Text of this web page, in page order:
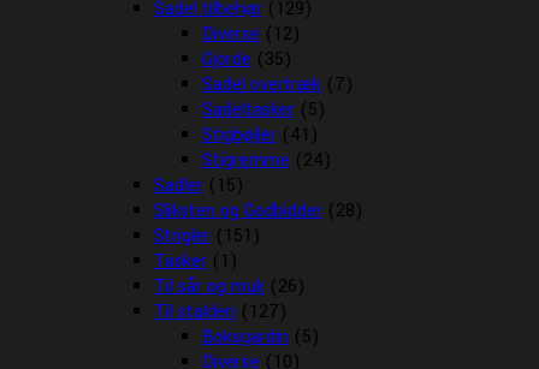
Sadel tilbehør (129)
Diverse (12)
Gjorde (35)
Sadel overtræk (7)
Sadeltasker (5)
Stigbøjler (41)
Stigremme (24)
Sadler (15)
Sliksten og Godbidder (28)
Strigler (151)
Tasker (1)
Til sår og muk (26)
Til stalden (127)
Boksgardin (5)
Diverse (10)